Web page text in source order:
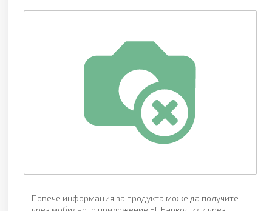
Повече информация за продукта може да получите